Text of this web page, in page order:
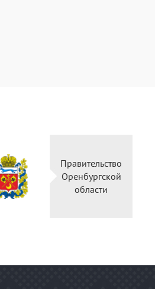
Правительство
Оренбургской
области